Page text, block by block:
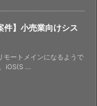
件】小売業向けシス
モートメインになるようで
iOS(S ...